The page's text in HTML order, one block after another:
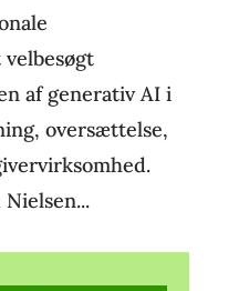
af generativ AI i
oversættelse,